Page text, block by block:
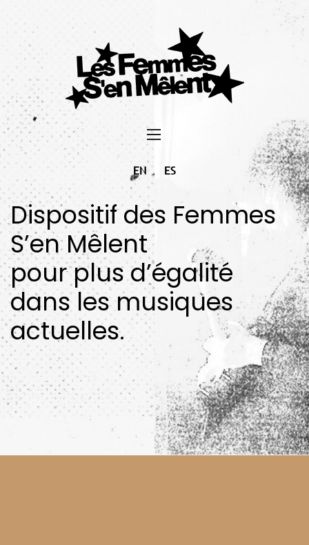
EN ES
Dispositif des Femmes
S’en Mêlent
pour plus d’égalité
dans les musiques
actuelles.